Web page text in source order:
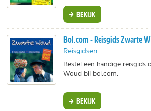
BEKIJK
Bol.com - Reisgids Zwarte
Reisgidsen
Bestel een handige reisgids
Woud bij bol.com.
BEKIJK